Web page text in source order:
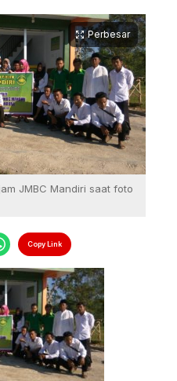
Perbesar
JMBC Mandiri saat foto
Copy Link